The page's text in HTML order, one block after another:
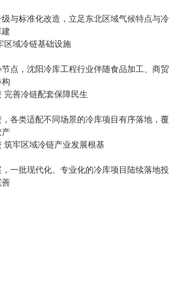
与标准化改造，立足东北区域气候特点与冷
区域冷链基础设施
点，沈阳冷库工程行业伴随食品加工、商贸
善冷链配套保障民生
各类适配不同场景的冷库项目有序落地，覆
牢区域冷链产业发展根基
一批现代化、专业化的冷库项目陆续落地投